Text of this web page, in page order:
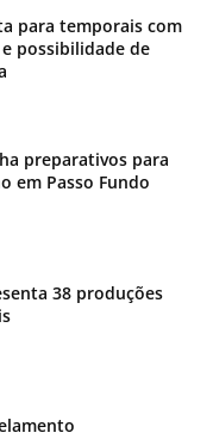
para temporais com
possibilidade de
preparativos para
em Passo Fundo
38 produções